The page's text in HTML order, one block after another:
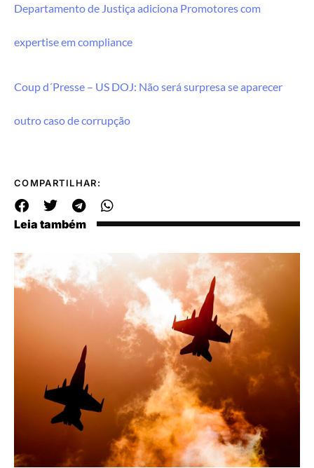
Departamento de Justiça adiciona Promotores com
expertise em compliance
Coup d´Presse – US DOJ: Não será surpresa se aparecer
outro caso de corrupção
COMPARTILHAR:
Leia também